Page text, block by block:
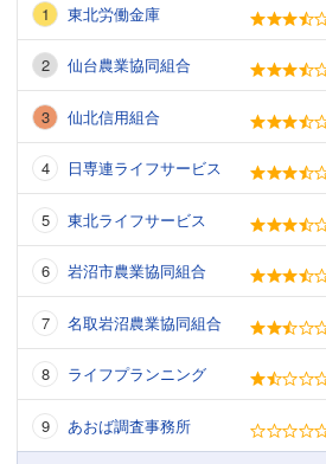
東北労働金庫
仙台農業協同組合
仙北信用組合
日専連ライフサービス
東北ライフサービス
岩沼市農業協同組合
名取岩沼農業協同組合
ライフプランニング
あおば調査事務所